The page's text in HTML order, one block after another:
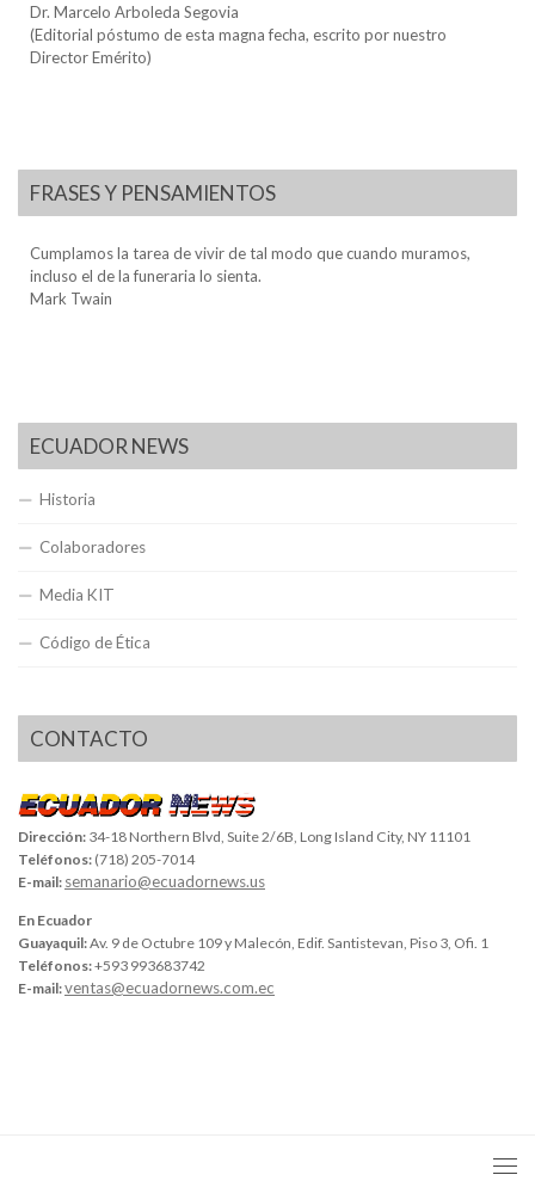
Dr. Marcelo Arboleda Segovia
(Editorial póstumo de esta magna fecha, escrito por nuestro
Director Emérito)
FRASES Y PENSAMIENTOS
Cumplamos la tarea de vivir de tal modo que cuando muramos,
incluso el de la funeraria lo sienta.
Mark Twain
ECUADOR NEWS
Historia
Colaboradores
Media KIT
Código de Ética
CONTACTO
Dirección: 34-18 Northern Blvd, Suite 2/6B, Long Island City, NY 11101
Teléfonos: (718) 205-7014
E-mail: semanario@ecuadornews.us
En Ecuador
Guayaquil:Av. 9 de Octubre 109 y Malecón, Edif. Santistevan, Piso 3, Ofi. 1
Teléfonos:+593 993683742
E-mail:ventas@ecuadornews.com.ec